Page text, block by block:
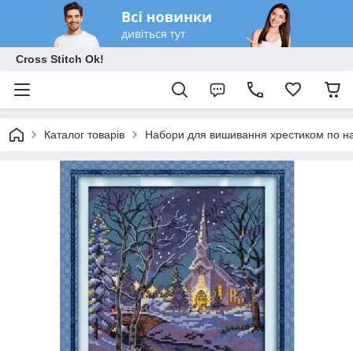
Cross Stitch Ok!
Каталог товарів Набори для вишивання хрестиком по